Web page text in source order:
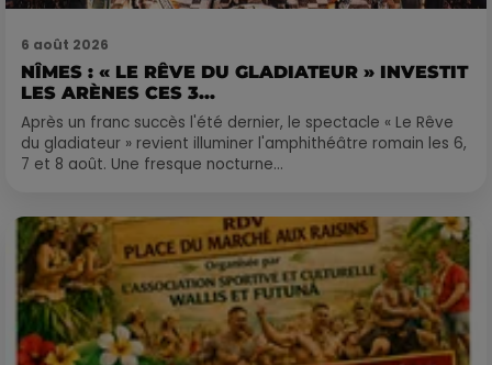
6 août 2026
NÎMES : « LE RÊVE DU GLADIATEUR » INVESTIT
LES ARÈNES CES 3...
Après un franc succès l'été dernier, le spectacle « Le Rêve
du gladiateur » revient illuminer l'amphithéâtre romain les 6,
7 et 8 août. Une fresque nocturne...